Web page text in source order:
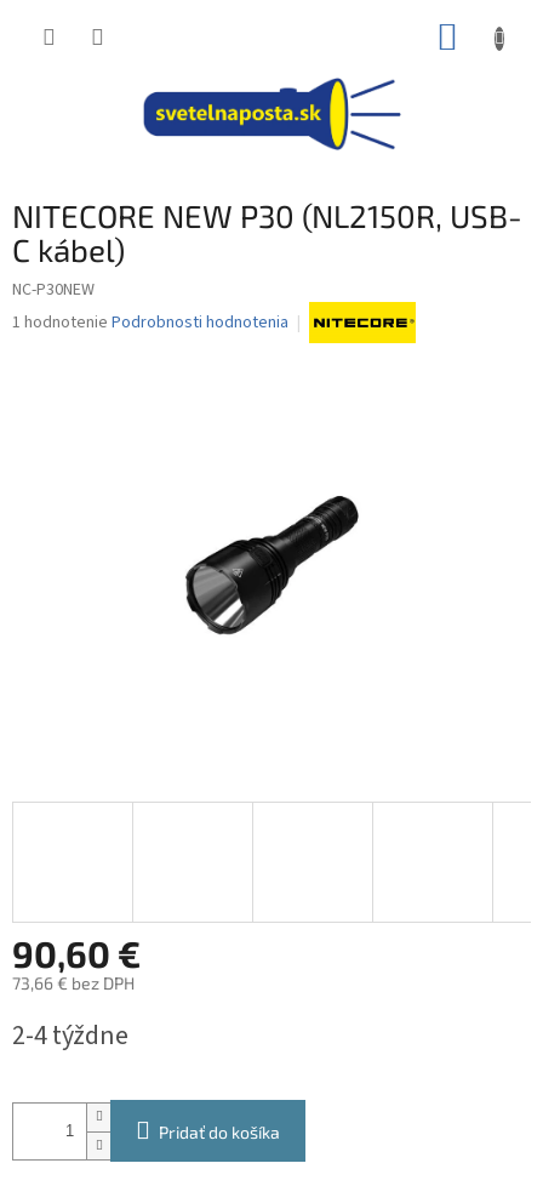
NITECORE NEW P30 (NL2150R, USB-
C kábel)
NC-P30NEW
Priemerné
1 hodnotenie Podrobnosti hodnotenia
90,60 €
73,66 € bez DPH
cena:
2-4 týždne
Pridať do košíka